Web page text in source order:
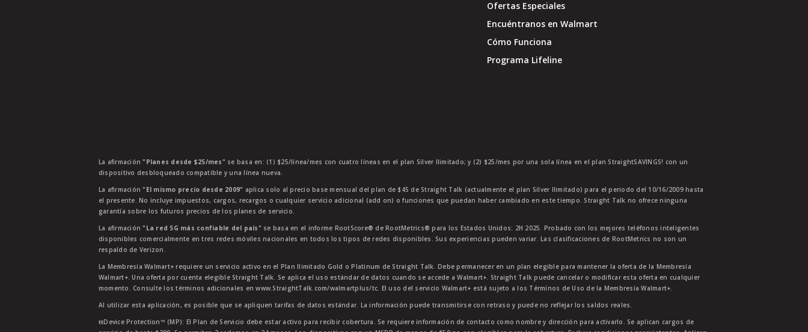
Ofertas Especiales
Encuéntranos en Walmart
Cómo Funciona
Programa Lifeline
La afirmación"Planes desde $25/mes" se basa en: (1) $25/línea/mes con cuatro líneas en el plan Silver Ilimitado; y (2) $25/mes por una sola línea en el plan StraightSAVINGS! con un
dispositivo desbloqueado compatible y una línea nueva.
La afirmación"El mismo precio desde 2009" aplica solo al precio base mensual del plan de $45 de Straight Talk (actualmente el plan Silver Ilimitado) para el periodo del 10/16/2009 hasta
el presente. No incluye impuestos, cargos, recargos o cualquier servicio adicional (add on) o funciones que puedan haber cambiado en este tiempo. Straight Talk no ofrece ninguna
garantía sobre los futuros precios de los planes de servicio.
La afirmación"La red 5G más confiable del país" se basa en el informe RootScore® de RootMetrics® para los Estados Unidos: 2H 2025. Probado con los mejores teléfonos inteligentes
disponibles comercialmente en tres redes móviles nacionales en todos los tipos de redes disponibles. Sus experiencias pueden variar. Las clasificaciones de RootMetrics no son un
respaldo de Verizon.
La Membresía Walmart+ requiere un servicio activo en el Plan Ilimitado Gold o Platinum de Straight Talk. Debe permanecer en un plan elegible para mantener la oferta de la Membresía
Walmart+. Una oferta por cuenta elegible Straight Talk. Se aplica el uso estándar de datos cuando se accede a Walmart+. Straight Talk puede cancelar o modificar esta oferta en cualquier
momento. Consulte los términos adicionales en www.StraightTalk.com/walmartplus/tc. El uso del servicio Walmart+ está sujeto a los Términos de Uso de la Membresía Walmart+.
Al utilizar esta aplicación, es posible que se apliquen tarifas de datos estándar. La información puede transmitirse con retraso y puede no reflejar los saldos reales.
ŧŧDevice Protection™ (MP): El Plan de Servicio debe estar activo para recibir cobertura. Se requiere información de contacto como nombre y dirección para activarlo. Se aplican cargos de